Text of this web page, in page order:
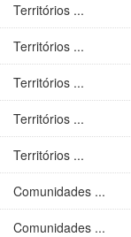
Territórios ...
Territórios ...
Territórios ...
Territórios ...
Territórios ...
Comunidades ...
Comunidades ...